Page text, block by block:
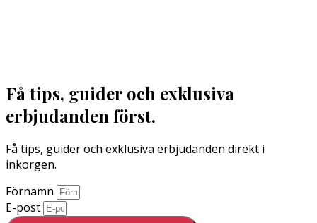
Få tips, guider och exklusiva
erbjudanden först.
Få tips, guider och exklusiva erbjudanden direkt i
inkorgen.
Förnamn
E-post